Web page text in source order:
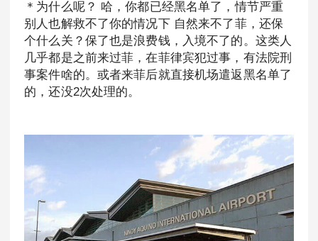
＊为什么呢？ 哈，你都已经黑名单了，情节严重
别人也解救不了你的情况下 自然来不了菲，还保
个什么关？保了也是浪费钱，入境不了的。这类人
几乎都是之前来过菲，在菲律宾犯过事，有法院刑
事案件啥的。或者来菲后就直接机场遣返黑名单了
的，还没2次处理的。